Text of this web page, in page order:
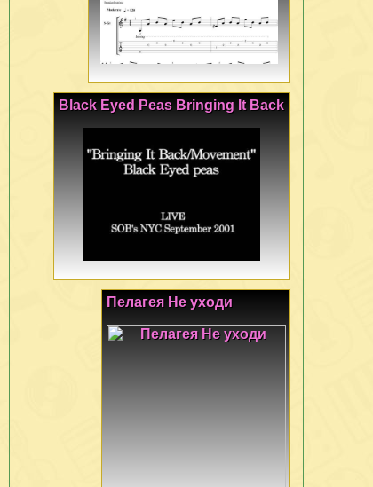
Black Eyed Peas Bringing It Back
Пелагея Не уходи